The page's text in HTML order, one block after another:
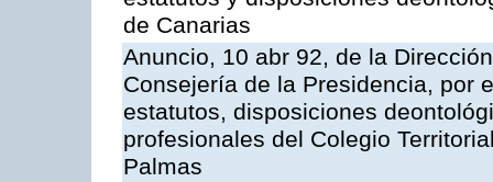
de Canarias
Anuncio, 10 abr 92, de la
Consejería de la Presidencia, por
estatutos, disposiciones
profesionales del Colegio
Palmas